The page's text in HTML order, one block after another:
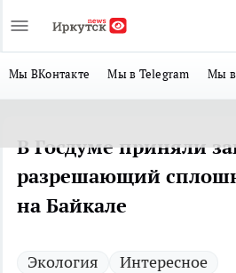
Мы ВКонтакте Мы в Telegram Мы в
В Госдуме приняли
разрешающий
на Байкале
Экология
Интересное